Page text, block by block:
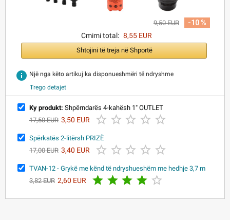
9,50 EUR
-10 %
Cmimi total: 8,55 EUR
Shtojini të treja në Shportë
info Një nga këto artikuj ka disponueshmëri të ndryshme
Trego detajet
Ky produkt: Shpërndarës 4-kahësh 1" OUTLET
17,50 EUR 3,50 EUR     
Spërkatës 2-litërsh PRIZË
17,00 EUR 3,40 EUR     
TVAN-12 - Grykë me kënd të ndryshueshëm me hedhje 3,7 m
3,82 EUR 2,60 EUR     